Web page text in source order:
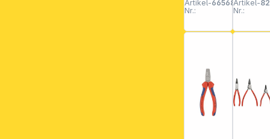
Artikel-
Nr.:
665688
t 3-teilig
Artikel-
Nr.: